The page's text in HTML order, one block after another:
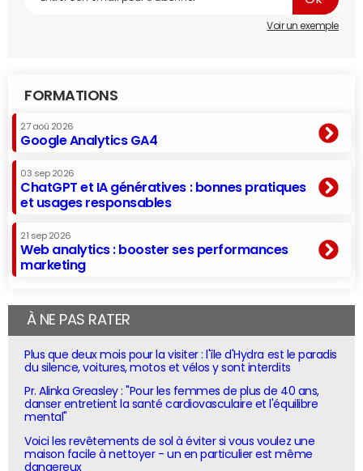
Voir un exemple
FORMATIONS
27 aoû 2026
Google Analytics GA4
03 sep 2026
ChatGPT et IA génératives : bonnes pratiques
et usages responsables
21 sep 2026
Web analytics : booster ses performances
marketing
À NE PAS RATER
Plus que deux mois pour la visiter : l'île d'Hydra est le paradis
du silence, voitures, motos et vélos y sont interdits
Pr. Alinka Greasley : "Pour les femmes de plus de 40 ans,
danser entretient la santé cardiovasculaire et l'équilibre
mental"
Voici les revêtements de sol à éviter si vous voulez une
maison facile à nettoyer - un en particulier est même
dangereux